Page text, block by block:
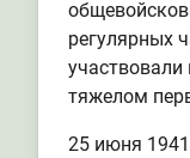
регулярных
тяжелом
25 июня